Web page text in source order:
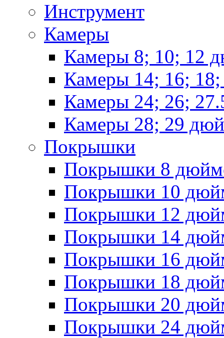
Инструмент
Камеры
Камеры 8; 10; 12
Камеры 14; 16;
Камеры 24; 26;
Камеры 28; 29
Покрышки
Покрышки 8
Покрышки 10
Покрышки 12
Покрышки 14
Покрышки 16
Покрышки 18
Покрышки 20
Покрышки 24